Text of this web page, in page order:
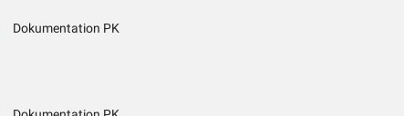
Dokumentation PK